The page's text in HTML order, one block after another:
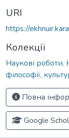
URI
https://
Колекції
Наукові роботи.
філософії,
Повна
Google